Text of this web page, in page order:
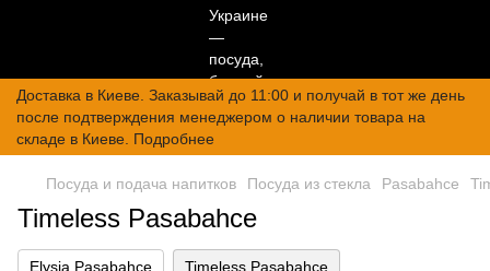
Доставка в Киеве. Заказывай до 11:00 и получай в тот же день
после подтверждения менеджером о наличии товара на
складе в Киеве. Подробнее
Посуда и подача напитков Посуда из стекла Pasabahce
Timeless Pasabahce
Elysia Pasabahce Timeless Pasabahce